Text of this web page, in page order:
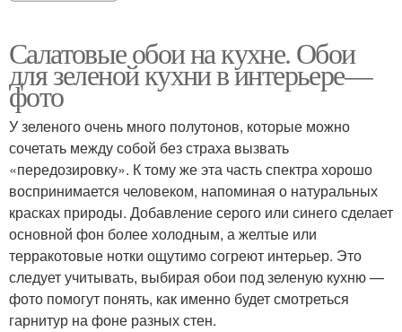
Салатовые обои на кухне. Обои
для зеленой кухни в интерьере—
фото
У зеленого очень много полутонов, которые можно
сочетать между собой без страха вызвать
«передозировку». К тому же эта часть спектра хорошо
воспринимается человеком, напоминая о натуральных
красках природы. Добавление серого или синего сделает
основной фон более холодным, а желтые или
терракотовые нотки ощутимо согреют интерьер. Это
следует учитывать, выбирая обои под зеленую кухню —
фото помогут понять, как именно будет смотреться
гарнитур на фоне разных стен.